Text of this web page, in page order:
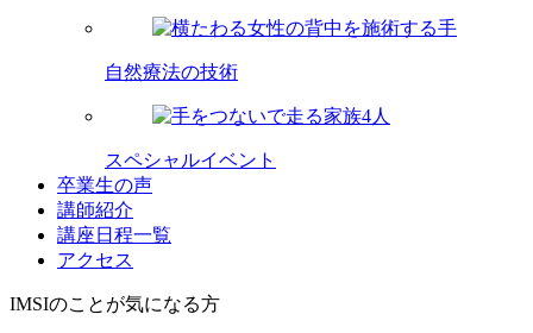
自然療法の技術
スペシャルイベント
卒業生の声
講師紹介
講座日程一覧
アクセス
IMSIのことが気になる方